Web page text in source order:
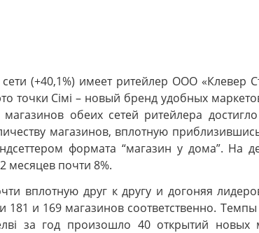
(+40,1%) имеет ритейлер ООО «Клевер
точки Сімі – новый бренд удобных
обеих сетей ритейлера
магазинов, вплотную
формата “магазин у дома”. На
месяцев почти 8%.
вплотную друг к другу и догоняя
и 169 магазинов соответственно.
за год произошло 40 открытий